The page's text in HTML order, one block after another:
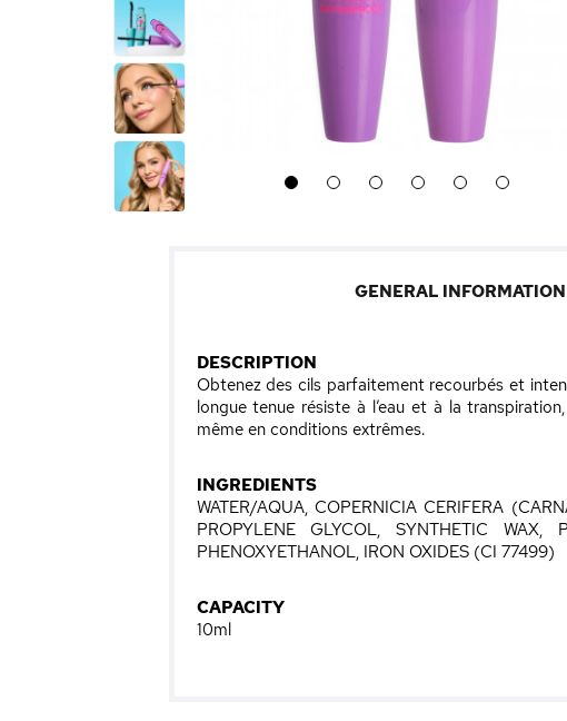
1 2 3 4 5 6
GENERAL INFORMATION
DESCRIPTION
Obtenez des cils parfaitement recourbés et
longue tenue résiste à l’eau et à la
même en conditions extrêmes.
INGREDIENTS
WATER/AQUA, COPERNICIA CERIFERA
PROPYLENE GLYCOL, SYNTHETIC WAX,
PHENOXYETHANOL, IRON OXIDES (CI 77499)
CAPACITY
10ml